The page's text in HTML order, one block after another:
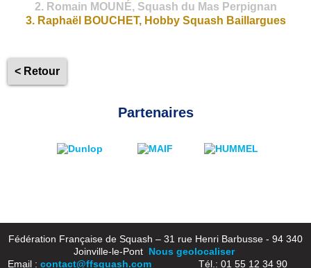
2. Romain MOUNÉ, Squash du Mas Perpignan
3. Raphaël BOUCHET, Hobby Squash Baillargues
< Retour
Partenaires
Fédération Française de Squash – 31 rue Henri Barbusse - 94 340
Joinville-le-Pont Nous geolocaliser
Email : contact@ffsquash.comTél.: 01 55 12 34 90